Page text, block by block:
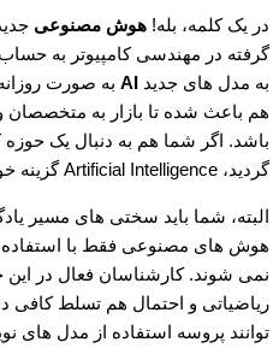
در یک کلمه، بله! هوش مصنوعی
گرفته در مهندسی کامپیوتر به حساب
به مدل های جدید AI به صورت
هم باعث شده تا بازار به متخصصان
باشد. اگر شما هم به دنبال یک
گردید، Artificial Intelligence گزینه خوبی برایتان به حساب خواهد آمد.
البته، شما باید سختی های مسیر
هوش های مصنوعی فقط با استفاده
نمی شوند. کارشناسان فعال در این
ریاضیاتی و احتمال هم تسلط کافی
توانند پروسه استفاده از مدل